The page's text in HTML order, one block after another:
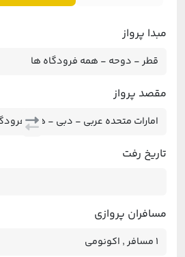
مبدا پرواز
مقصد پرواز
تاریخ رفت
مسافران پروازی